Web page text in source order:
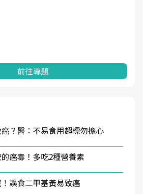
前往專題
？醫：不易食用超標勿擔心
癌毒！多吃2種營養素
誤食二甲基黃易致癌